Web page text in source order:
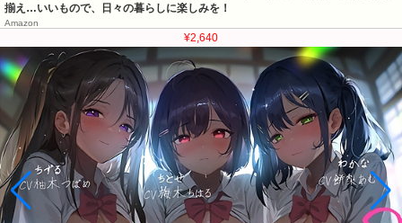
揃え…いいもので、日々の暮らしに楽しみを！
Amazon
¥2,640